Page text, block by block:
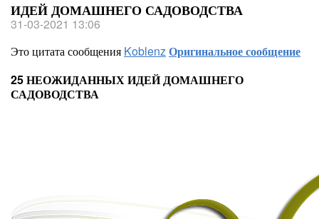
ИДЕЙ ДОМАШНЕГО САДОВОДСТВА
31-03-2021 13:06
Это цитата сообщения KoblenzОригинальное сообщение
25 НЕОЖИДАННЫХ ИДЕЙ ДОМАШНЕГО
САДОВОДСТВА